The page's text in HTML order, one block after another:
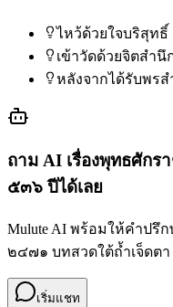
ไหว้ด้วยใจบริสุทธิ์
เข้าวัดด้วยจิตสำนึ
หลังจากได้รับพร
ถาม AI เรื่องพุทธศักร
๕๓๖ ปีได้เลย
Mulute AI พร้อมให้คำปรึก
๒๔๗๑ บทสวดใต้ถ้ำเจ็ดต
เริ่มแชท